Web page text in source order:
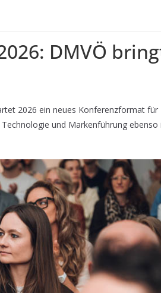
DMVÖ
2026 ein neues Konferenzformat
und Markenführung